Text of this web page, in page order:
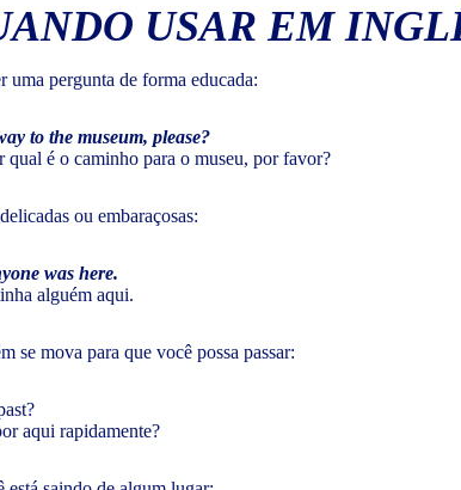
USAR EM
uma pergunta de forma educada:
to the museum, please?
qual é o caminho para o museu, por favor?
ou embaraçosas:
was here.
alguém aqui.
se mova para que você possa passar:
aqui rapidamente?